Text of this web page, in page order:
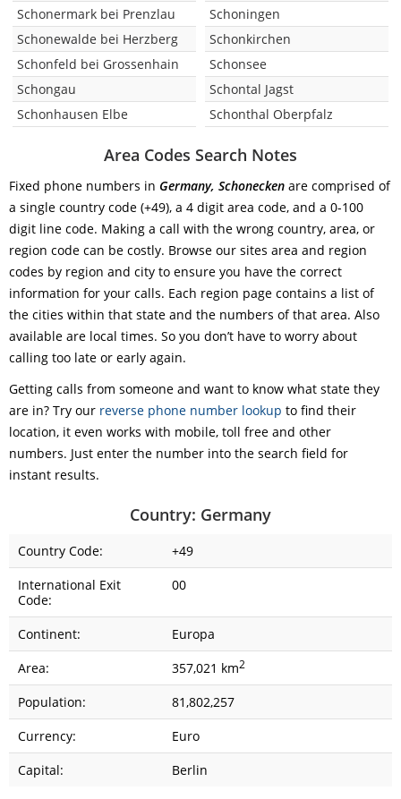
Schonermark bei Prenzlau
Schonewalde bei Herzberg
Schonfeld bei Grossenhain
Schongau
Schonhausen Elbe
Schoningen
Schonkirchen
Schonsee
Schontal Jagst
Schonthal Oberpfalz
Area Codes Search Notes
Fixed phone numbers in Germany, Schonecken are comprised of
a single country code (+49), a 4 digit area code, and a 0-100
digit line code. Making a call with the wrong country, area, or
region code can be costly. Browse our sites area and region
codes by region and city to ensure you have the correct
information for your calls. Each region page contains a list of
the cities within that state and the numbers of that area. Also
available are local times. So you don’t have to worry about
calling too late or early again.
Getting calls from someone and want to know what state they
are in? Try our reverse phone number lookup to find their
location, it even works with mobile, toll free and other
numbers. Just enter the number into the search field for
instant results.
Country: Germany
Country Code:
+49
International Exit
Code:
00
Continent:
Europa
Area:
357,021 km2
Population:
81,802,257
Currency:
Euro
Capital:
Berlin